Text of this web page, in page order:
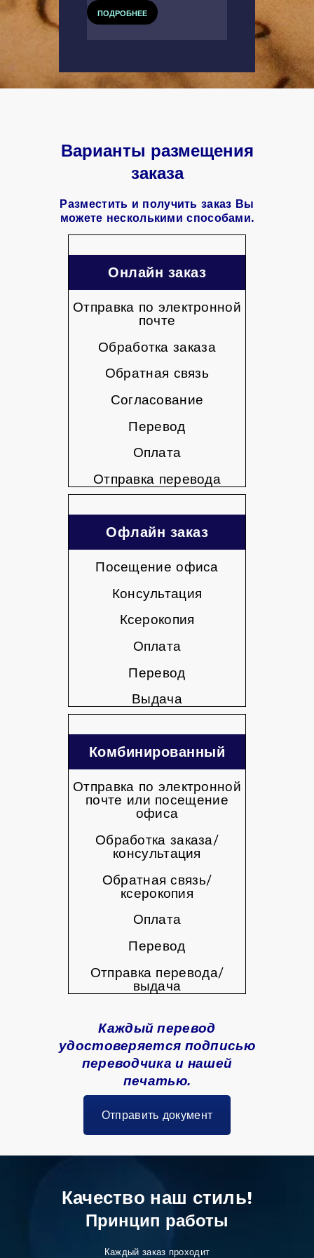
ПОДРОБНЕЕ
Варианты размещения
заказа
Разместить и получить заказ Вы
можете несколькими способами.
Онлайн заказ
Отправка по электронной
почте
Обработка заказа
Обратная связь
Согласование
Перевод
Оплата
Отправка перевода
Офлайн заказ
Посещение офиса
Консультация
Ксерокопия
Оплата
Перевод
Выдача
Комбинированный
способ заказа
Отправка по электронной
почте или посещение
офиса
Обработка заказа/
консультация
Обратная связь/
ксерокопия
Оплата
Перевод
Отправка перевода/
выдача
Каждый перевод
удостоверяется подписью
переводчика и нашей
печатью.
Отправить документ
Качество наш стиль!
Принцип работы
Каждый заказ проходит